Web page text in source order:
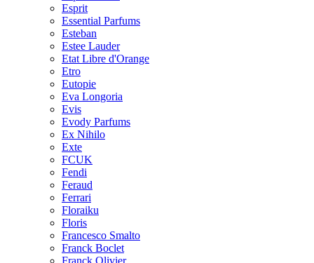
Esprit
Essential Parfums
Esteban
Estee Lauder
Etat Libre d'Orange
Etro
Eutopie
Eva Longoria
Evis
Evody Parfums
Ex Nihilo
Exte
FCUK
Fendi
Feraud
Ferrari
Floraiku
Floris
Francesco Smalto
Franck Boclet
Franck Olivier